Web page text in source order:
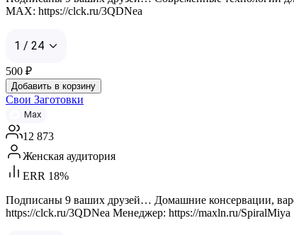
MAX: https://clck.ru/3QDNea
1 / 24
500 ₽
Добавить в корзину
Свои Заготовки
Max
12 873
Женская аудитория
ERR 18%
Подписаны 9 ваших друзей… Домашние консервации,
https://clck.ru/3QDNea Менеджер: https://maxln.ru/SpiralMiya